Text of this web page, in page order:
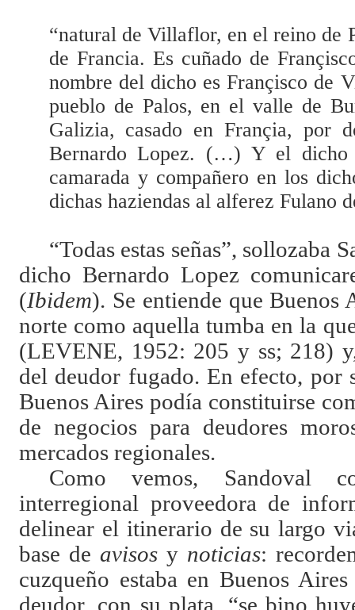
“natural de Villaflor, en el reino de
de Francia. Es cuñado de
nombre del dicho es Françisco de
pueblo de Palos, en el valle de
Galizia, casado en Françia, por
Bernardo Lopez. (…) Y el dicho
camarada y compañero en los
dichas haziendas al alferez Fulano
“Todas estas señas”, sollozaba
dicho Bernardo Lopez
(Ibidem). Se entiende que Buenos
norte como aquella tumba en la
(LEVENE, 1952: 205 y ss; 218)
del deudor fugado. En efecto, por
Buenos Aires podía constituirse
de negocios para deudores
mercados regionales.
Como vemos, Sandoval
interregional proveedora de
delinear el itinerario de su largo
base de avisos y noticias:
cuzqueño estaba en Buenos